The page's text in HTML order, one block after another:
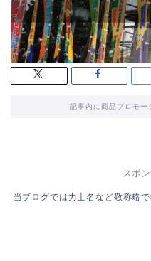
記事内に商品プロモー
スポ
当ブログでは力士名など敬称略